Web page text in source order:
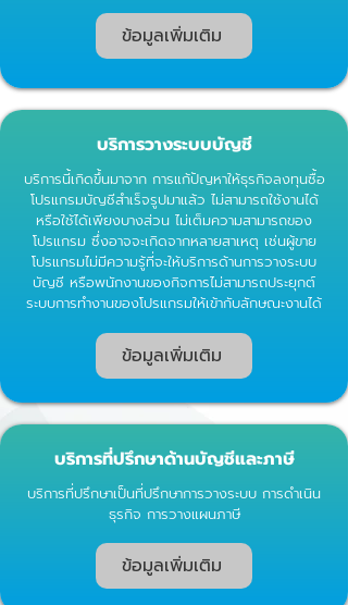
ข้อมูลเพิ่มเติม
บริการวางระบบบัญชี
บริการนี้เกิดขึ้นมาจาก การแก้ปัญหาให้ธุรกิจลงทุนซื้อ
โปรแกรมบัญชีสำเร็จรูปมาแล้ว ไม่สามารถใช้งานได้
หรือใช้ได้เพียงบางส่วน ไม่เต็มความสามารถของ
โปรแกรม ซึ่งอาจจะเกิดจากหลายสาเหตุ เช่นผู้ขาย
โปรแกรมไม่มีความรู้ที่จะให้บริการด้านการวางระบบ
บัญชี หรือพนักงานของกิจการไม่สามารถประยุกต์
ระบบการทำงานของโปรแกรมให้เข้ากับลักษณะงานได้
ข้อมูลเพิ่มเติม
บริการที่ปรึกษาด้านบัญชีและภาษี
บริการที่ปรึกษาเป็นที่ปรึกษาการวางระบบ การดำเนิน
ธุรกิจ การวางแผนภาษี
ข้อมูลเพิ่มเติม